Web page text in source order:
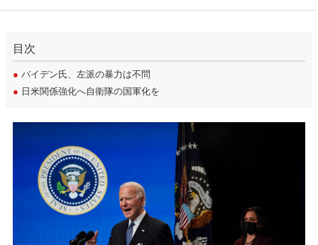
目次
● バイデン氏、左派の暴力は不問
● 日米関係強化へ自衛隊の国軍化を